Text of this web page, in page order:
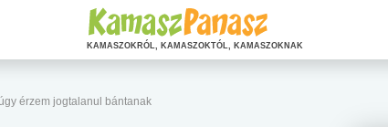
érzem jogtalanul bántanak
KAMASZOKRÓL, KAMASZOKTÓL, KAMASZOKNAK